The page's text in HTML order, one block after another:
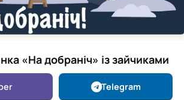
«На добраніч» із зайчиками
Telegram